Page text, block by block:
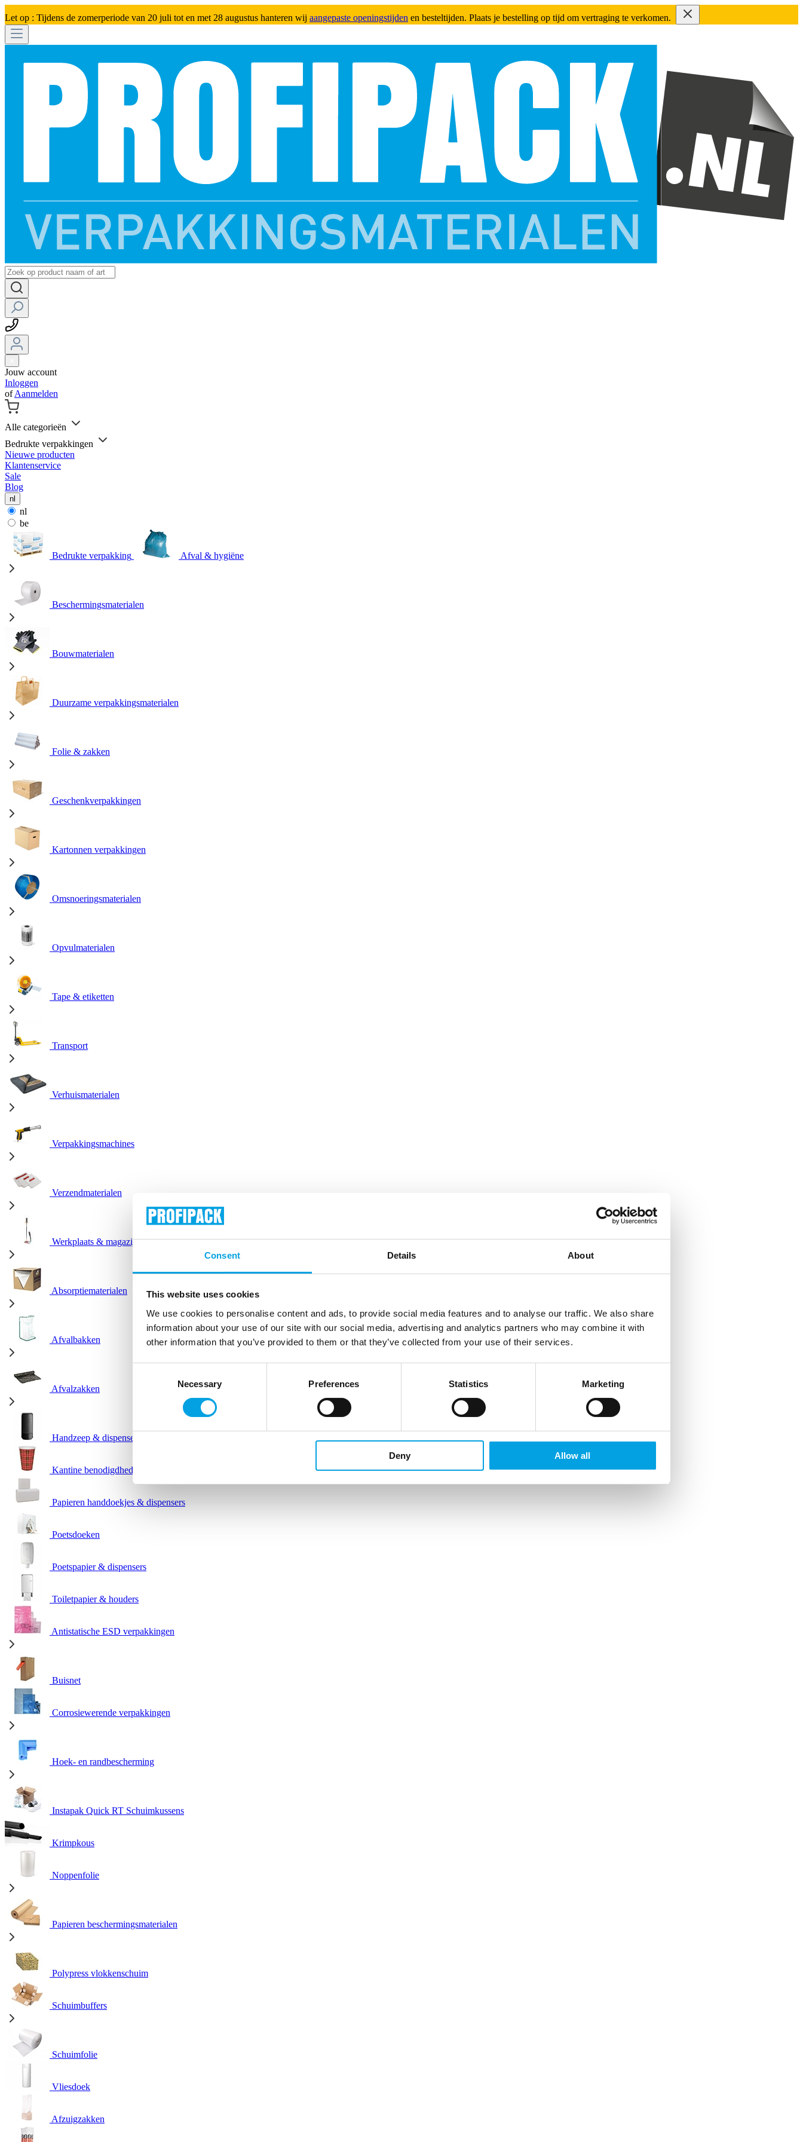
Consent Details About
This website uses cookies
We use cookies to personalise content and ads, to provide social media features and to analyse our traffic. We also share
information about your use of our site with our social media, advertising and analytics partners who may combine it with
other information that you’ve provided to them or that they’ve collected from your use of their services.
Necessary Preferences Statistics Marketing
Deny Allow all
Let op : Tijdens de zomerperiode van 20 juli tot en met 28 augustus hanteren wij aangepaste openingstijden en besteltijden. Plaats je bestelling op tijd om vertraging te verkomen.
Jouw account
Inloggen
ofAanmelden
Alle categorieën
Bedrukte verpakkingen
Nieuwe producten
Klantenservice
Sale
Blog
nl
nl
be
Bedrukte verpakking Afval & hygiëne
Beschermingsmaterialen
Bouwmaterialen
Duurzame verpakkingsmaterialen
Folie & zakken
Geschenkverpakkingen
Kartonnen verpakkingen
Omsnoeringsmaterialen
Opvulmaterialen
Tape & etiketten
Transport
Verhuismaterialen
Verpakkingsmachines
Verzendmaterialen
Werkplaats & magazijn
Absorptiematerialen
Afvalbakken
Afvalzakken
Handzeep & dispensers
Kantine benodigdheden
Papieren handdoekjes & dispensers
Poetsdoeken
Poetspapier & dispensers
Toiletpapier & houders
Antistatische ESD verpakkingen
Buisnet
Corrosiewerende verpakkingen
Hoek- en randbescherming
Instapak Quick RT Schuimkussens
Krimpkous
Noppenfolie
Papieren beschermingsmaterialen
Polypress vlokkenschuim
Schuimbuffers
Schuimfolie
Vliesdoek
Afzuigzakken